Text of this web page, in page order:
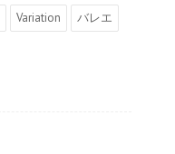
Variation
バレエ